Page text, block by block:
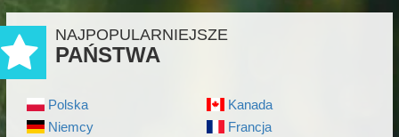
NAJPOPULARNIEJSZE
PAŃSTWA
Polska
Niemcy
Kanada
Francja